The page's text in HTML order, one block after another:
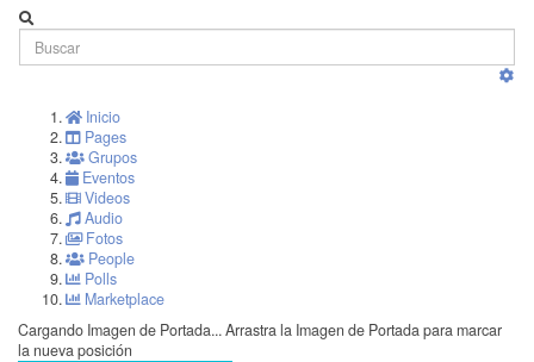
Inicio
Pages
Grupos
Eventos
Videos
Audio
Fotos
People
Polls
Marketplace
Cargando Imagen de Portada... Arrastra la Imagen de Portada para marcar
la nueva posición